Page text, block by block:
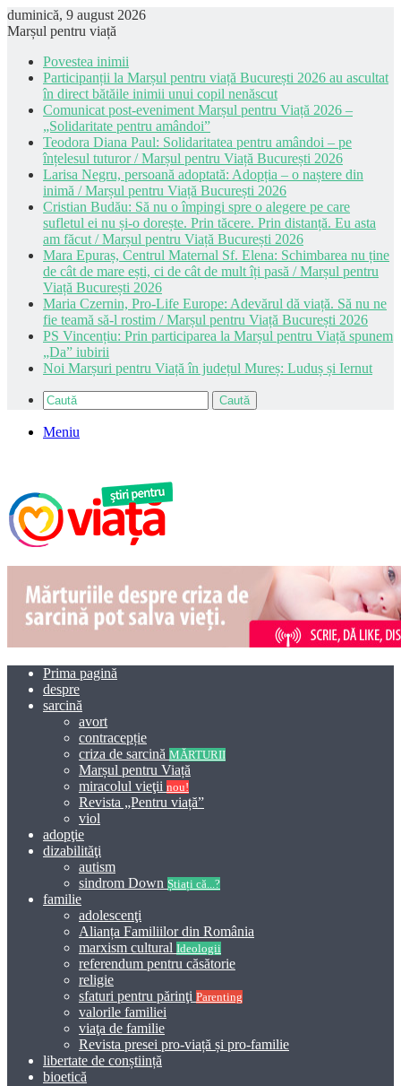
duminică, 9 august 2026
Marșul pentru viață
Povestea inimii
Participanții la Marșul pentru viață București 2026 au ascultat
în direct bătăile inimii unui copil nenăscut
Comunicat post-eveniment Marșul pentru Viață 2026 –
„Solidaritate pentru amândoi”
Teodora Diana Paul: Solidaritatea pentru amândoi – pe
înțelesul tuturor / Marșul pentru Viață București 2026
Larisa Negru, persoană adoptată: Adopția – o naștere din
inimă / Marșul pentru Viață București 2026
Cristian Budău: Să nu o împingi spre o alegere pe care
sufletul ei nu și-o dorește. Prin tăcere. Prin distanță. Eu asta
am făcut / Marșul pentru Viață București 2026
Mara Epuraș, Centrul Maternal Sf. Elena: Schimbarea nu ține
de cât de mare ești, ci de cât de mult îți pasă / Marșul pentru
Viață București 2026
Maria Czernin, Pro-Life Europe: Adevărul dă viață. Să nu ne
fie teamă să-l rostim / Marșul pentru Viață București 2026
PS Vincențiu: Prin participarea la Marșul pentru Viață spunem
„Da” iubirii
Noi Marșuri pentru Viață în județul Mureș: Luduș și Iernut
Caută
Meniu
Prima pagină
despre
sarcină
avort
contracepție
criza de sarcină MĂRTURII
Marșul pentru Viață
miracolul vieţii nou!
Revista „Pentru viață”
viol
adopţie
dizabilităţi
autism
sindrom Down Știați că...?
familie
adolescenţi
Alianța Familiilor din România
marxism cultural Ideologii
referendum pentru căsătorie
religie
sfaturi pentru părinţi Parenting
valorile familiei
viaţa de familie
Revista presei pro-viață și pro-familie
libertate de conștiință
bioetică